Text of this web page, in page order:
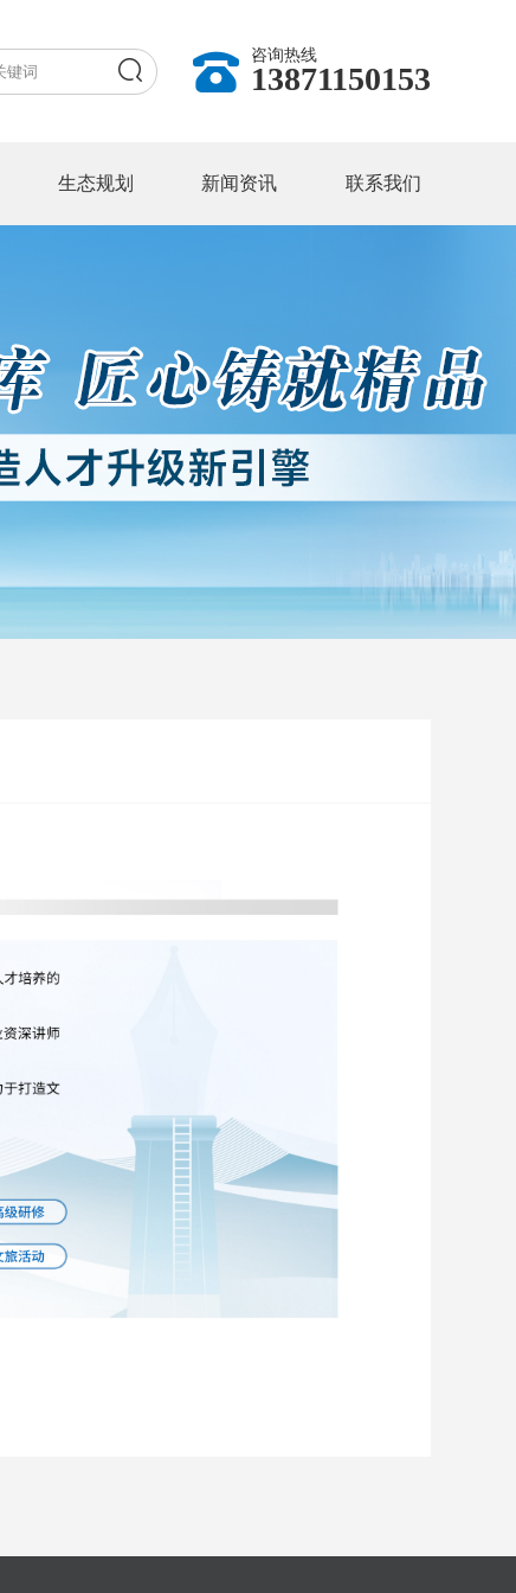
咨询热线
13871150153
生态规划 新闻资讯 联系我们